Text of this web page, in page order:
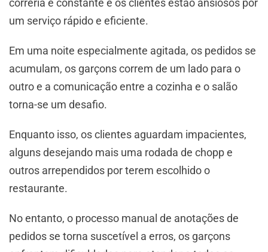
correria é constante e os clientes estão ansiosos por
um serviço rápido e eficiente.
Em uma noite especialmente agitada, os pedidos se
acumulam, os garçons correm de um lado para o
outro e a comunicação entre a cozinha e o salão
torna-se um desafio.
Enquanto isso, os clientes aguardam impacientes,
alguns desejando mais uma rodada de chopp e
outros arrependidos por terem escolhido o
restaurante.
No entanto, o processo manual de anotações de
pedidos se torna suscetível a erros, os garçons